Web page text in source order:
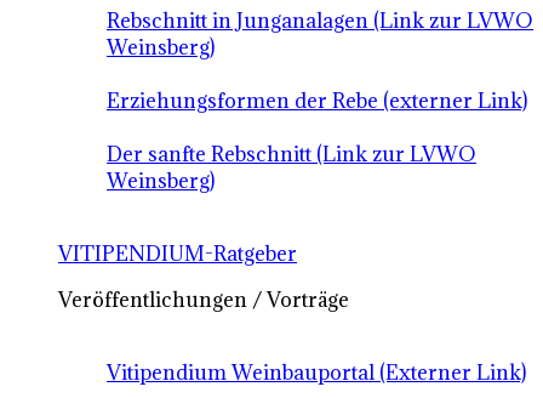
Rebschnitt in Junganalagen (Link zur LVWO
Weinsberg)
Erziehungsformen der Rebe (externer Link)
Der sanfte Rebschnitt (Link zur LVWO
Weinsberg)
VITIPENDIUM-Ratgeber
Veröffentlichungen / Vorträge
Vitipendium Weinbauportal (Externer Link)